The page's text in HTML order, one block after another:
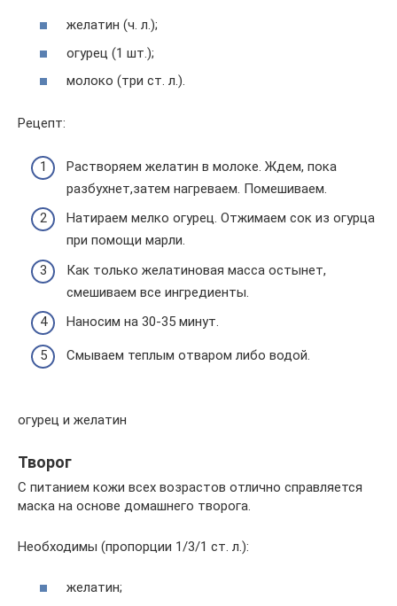
желатин (ч. л.);
огурец (1 шт.);
молоко (три ст. л.).
Рецепт:
Растворяем желатин в молоке. Ждем, пока
разбухнет,затем нагреваем. Помешиваем.
Натираем мелко огурец. Отжимаем сок из огурца
при помощи марли.
Как только желатиновая масса остынет,
смешиваем все ингредиенты.
Наносим на 30-35 минут.
Смываем теплым отваром либо водой.
огурец и желатин
Творог
С питанием кожи всех возрастов отлично справляется
маска на основе домашнего творога.
Необходимы (пропорции 1/3/1 ст. л.):
желатин;